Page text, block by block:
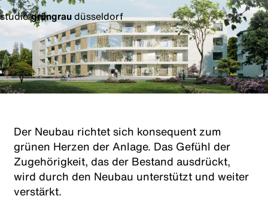
studiogrüngraudüsseldorf
Der Neubau richtet sich konsequent zum
grünen Herzen der Anlage. Das Gefühl der
Zugehörigkeit, das der Bestand ausdrückt,
wird durch den Neubau unterstützt und weiter
verstärkt.